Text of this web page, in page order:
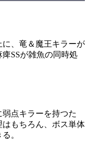
、竜＆魔王キラーが
SSが雑魚の同時処
点キラーを持つた
もちろん、ボス単体
。